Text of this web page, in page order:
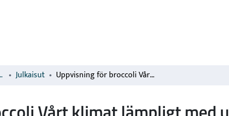
julkaisut Julkaisut Uppvisning för broccoli Vårt klimat lämpligt med undantag av heta somrar.